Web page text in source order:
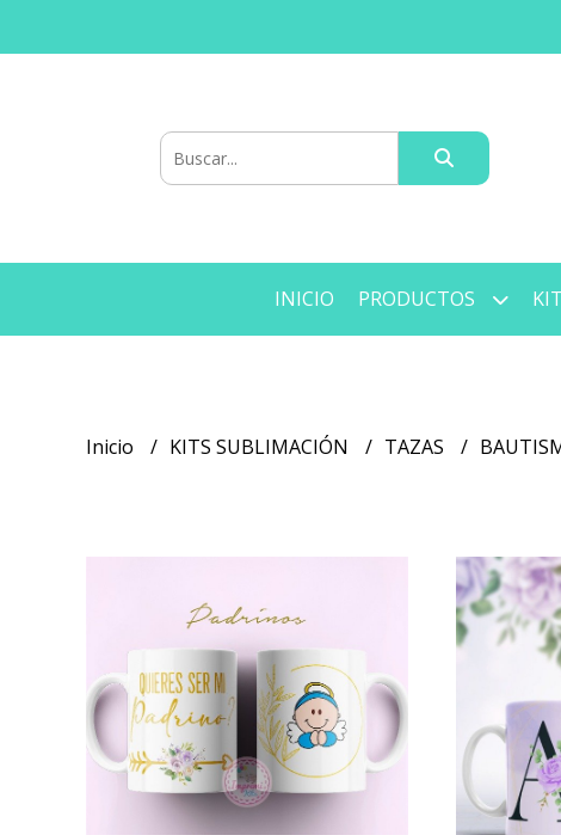
INICIO PRODUCTOS
Inicio KITS SUBLIMACIÓN TAZAS